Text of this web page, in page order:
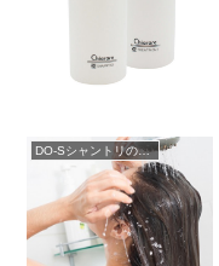
DO-Sシャントリの使用方法